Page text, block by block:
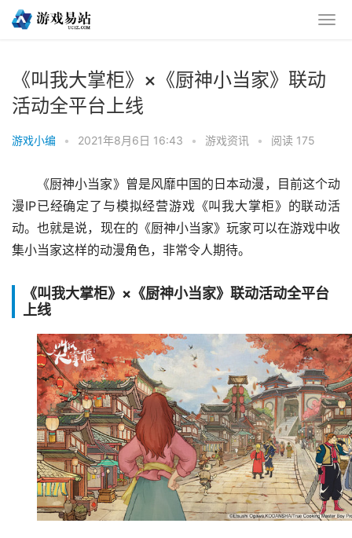
《叫我大掌柜》×《厨神小当家》联动
活动全平台上线
游戏小编 • 2021年8月6日 16:43 • 游戏资讯 • 阅读 175
《厨神小当家》曾是风靡中国的日本动漫，目前这个动
漫IP已经确定了与模拟经营游戏《叫我大掌柜》的联动活
动。也就是说，现在的《厨神小当家》玩家可以在游戏中收
集小当家这样的动漫角色，非常令人期待。
《叫我大掌柜》×《厨神小当家》联动活动全平台
上线